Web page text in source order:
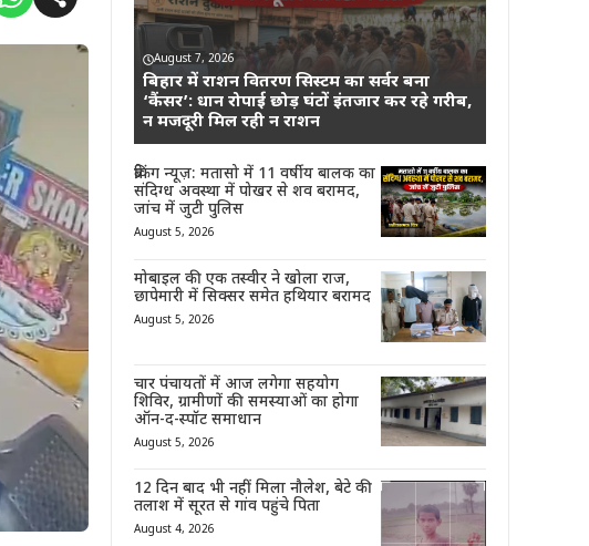
August 7, 2026
बिहार में राशन वितरण सिस्टम का सर्वर बना
‘कैंसर’: धान रोपाई छोड़ घंटों इंतजार कर रहे गरीब,
न मजदूरी मिल रही न राशन
ब्रेकिंग न्यूज़: मतासो में 11 वर्षीय बालक का
संदिग्ध अवस्था में पोखर से शव बरामद,
जांच में जुटी पुलिस
August 5, 2026
मोबाइल की एक तस्वीर ने खोला राज,
छापेमारी में सिक्सर समेत हथियार बरामद
August 5, 2026
चार पंचायतों में आज लगेगा सहयोग
शिविर, ग्रामीणों की समस्याओं का होगा
ऑन-द-स्पॉट समाधान
August 5, 2026
12 दिन बाद भी नहीं मिला नौलेश, बेटे की
तलाश में सूरत से गांव पहुंचे पिता
August 4, 2026